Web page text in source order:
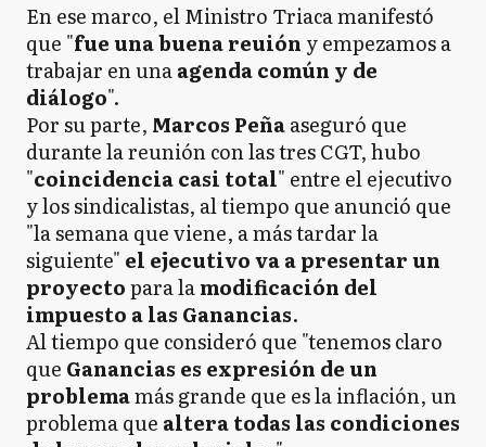
En ese marco, el Ministro Triaca manifestó
que "fue una buena reuión y empezamos a
trabajar en unaagenda común y de
diálogo".
Por su parte, Marcos Peñaaseguró que
durante la reunión con las tres CGT, hubo
"coincidencia casi total" entre el ejecutivo
y los sindicalistas, al tiempo que anunció que
"la semana que viene, a más tardar la
siguiente" el ejecutivo va a presentar un
proyectopara lamodificación del
impuesto a las Ganancias.
Al tiempo que consideró que "tenemos claro
que Ganancias es expresión de un
problemamás grande que es la inflación, un
problema que altera todas las condiciones